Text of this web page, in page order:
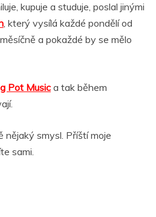
kupuje a studuje, poslal jinými
, který vysílá každé pondělí od
a pokaždé by se mělo
Pot Musica tak během
nějaký smysl. Příští moje
sami.